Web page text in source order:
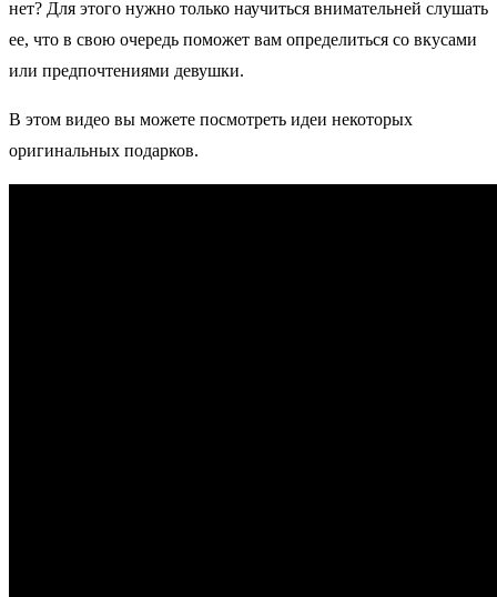
нет? Для этого нужно только научиться внимательней слушать
ее, что в свою очередь поможет вам определиться со вкусами
или предпочтениями девушки.
В этом видео вы можете посмотреть идеи некоторых
оригинальных подарков.